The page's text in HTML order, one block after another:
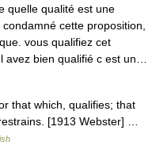
quelle qualité est une
cette proposition,
vous qualifiez cet
avez bien qualifié c est un…
that which, qualifies; that
[1913 Webster] …